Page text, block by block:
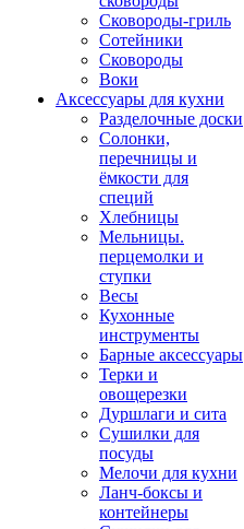
Сковороды-гриль
Сотейники
Сковороды
Воки
Аксессуары для кухни
Разделочные доски
Солонки,
перечницы и
ёмкости для
специй
Хлебницы
Мельницы.
перцемолки и
ступки
Весы
Кухонные
инструменты
Барные аксессуары
Терки и
овощерезки
Дуршлаги и сита
Сушилки для
посуды
Мелочи для кухни
Ланч-боксы и
контейнеры